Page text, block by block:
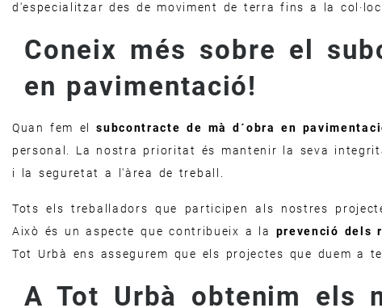
d'especialitzar des de moviment de terra fins a la
Coneix més sobre el
en pavimentació!
Quan fem elsubcontracte de mà d´obra en
personal. La nostra prioritat és mantenir la seva
i la seguretat a l'àrea de treball.
Tots els treballadors que participen als nostres
Això és un aspecte que contribueix a la prevenció dels
Tot Urbà ens assegurem que els projectes que duem a
A Tot Urbà obtenim els